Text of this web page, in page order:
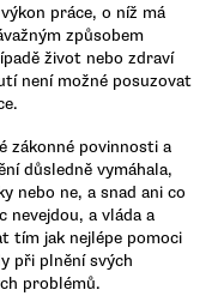
práce, o níž má
způsobem
život nebo zdraví
není možné posuzovat
zákonné povinnosti a
důsledně vymáhala,
nebo ne, a snad ani co
nevejdou, a vláda a
tím jak nejlépe pomoci
při plnění svých
problémů.